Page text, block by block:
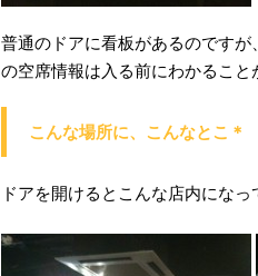
普通のドアに看板があるのですが
の空席情報は入る前にわかること
こんな場所に、こんなとこ＊
ドアを開けるとこんな店内になっ